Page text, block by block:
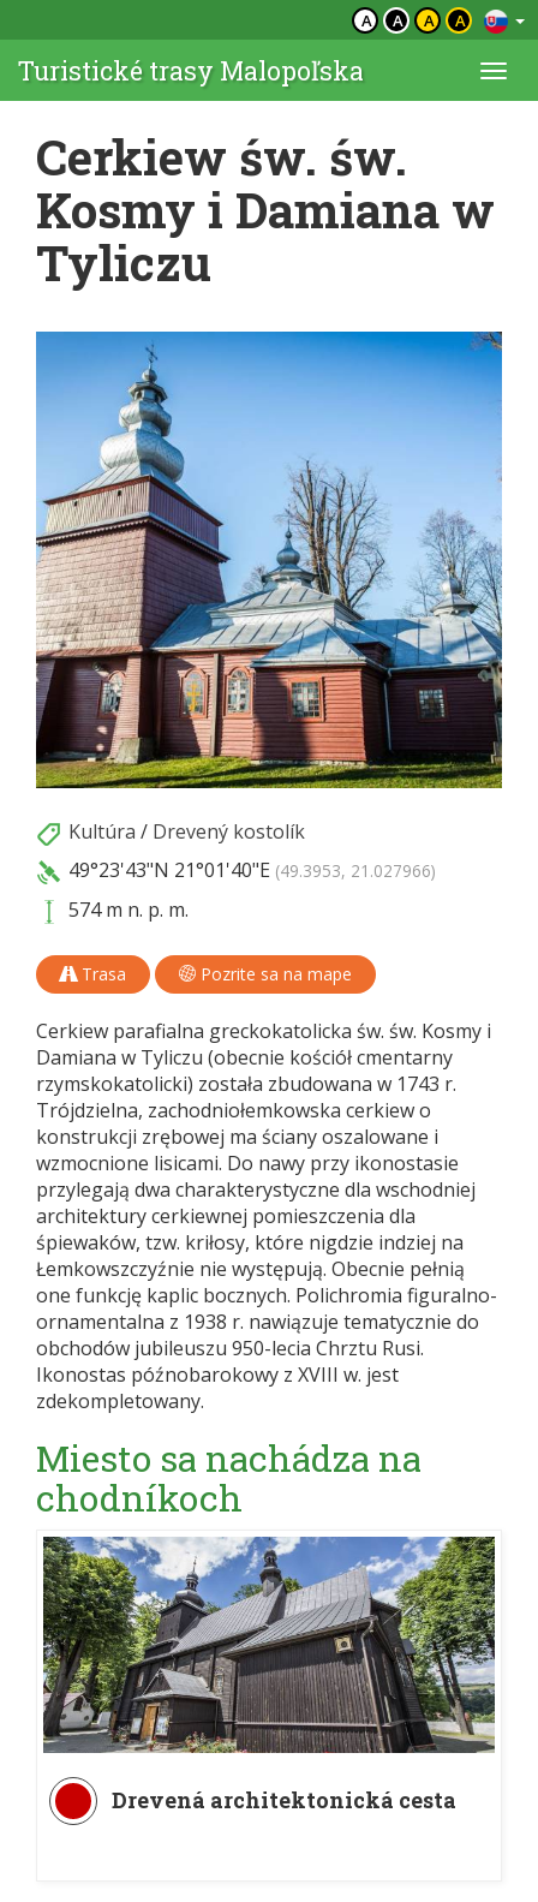
A A A A
Turistické trasy Malopoľska
Cerkiew św. św.
Kosmy i Damiana w
Tyliczu
Kultúra / Drevený kostolík
49°23'43"N 21°01'40"E (49.3953, 21.027966)
574 m n. p. m.
Trasa Pozrite sa na mape
Cerkiew parafialna greckokatolicka św. św. Kosmy i
Damiana w Tyliczu (obecnie kościół cmentarny
rzymskokatolicki) została zbudowana w 1743 r.
Trójdzielna, zachodniołemkowska cerkiew o
konstrukcji zrębowej ma ściany oszalowane i
wzmocnione lisicami. Do nawy przy ikonostasie
przylegają dwa charakterystyczne dla wschodniej
architektury cerkiewnej pomieszczenia dla
śpiewaków, tzw. kriłosy, które nigdzie indziej na
Łemkowszczyźnie nie występują. Obecnie pełnią
one funkcję kaplic bocznych. Polichromia figuralno-
ornamentalna z 1938 r. nawiązuje tematycznie do
obchodów jubileuszu 950-lecia Chrztu Rusi.
Ikonostas późnobarokowy z XVIII w. jest
zdekompletowany.
Miesto sa nachádza na
chodníkoch
Drevená architektonická cesta